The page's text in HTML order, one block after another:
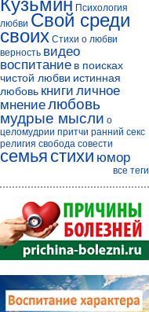
Кузьмин Психология
любви Свой среди
своих Стихи о любви
верность видео
воспитание в поисках
чистой любви истинная
любовь книги личное
мнениелюбовь
мудрые мысли о
целомудрии притчи ранний секс
религия свобода совести
семья стихи юмор
все теги